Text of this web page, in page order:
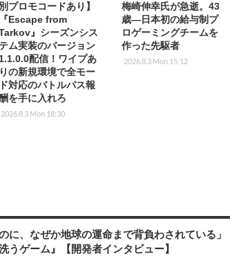
別プロモコードあり】
『Escape from
』シーズンシス
テム実装のバージョン
配信！ワイプあ
りの新規環境で全モー
ド対応のバトルパス報
を手に入れろ
2026.8.3 Mon 18:30
梅崎伸幸氏が急逝。43
歳―日本初の給与制プ
ロゲーミングチームを
作った先駆者
2026.8.3 Mon 15:12
に、なぜか地球の運命まで背負わされている」
うゲーム』【開発者インタビュー】